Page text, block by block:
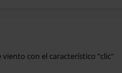
con el característico "clic"